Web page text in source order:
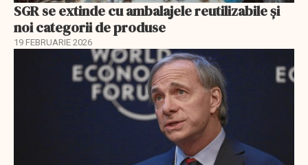
SGR se extinde cu ambalajele reutilizabile și
noi categorii de produse
19 FEBRUARIE 2026